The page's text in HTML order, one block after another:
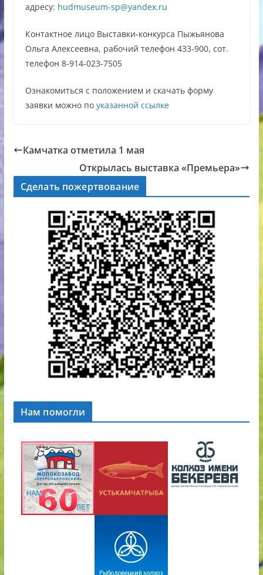
адресу: hudmuseum-sp@yandex.ru
Контактное лицо Выставки-конкурса Пыжьянова
Ольга Алексеевна, рабочий телефон 433-900, сот.
телефон 8-914-023-7505
Ознакомиться с положением и скачать форму
заявки можно по указанной ссылке
Камчатка отметила 1 мая
Открылась выставка «Премьера»
Сделать пожертвование
Нам помогли